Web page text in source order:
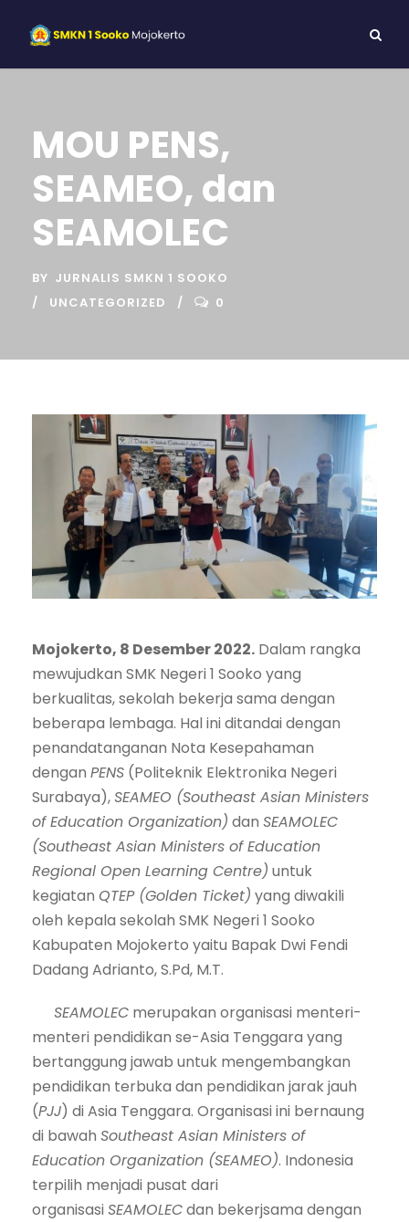
MOU PENS,
SEAMEO, dan
SEAMOLEC
BY JURNALIS SMKN 1 SOOKO
UNCATEGORIZED
0
Mojokerto, 8 Desember 2022. Dalam rangka
mewujudkan SMK Negeri 1 Sooko yang
berkualitas, sekolah bekerja sama dengan
beberapa lembaga. Hal ini ditandai dengan
penandatanganan Nota Kesepahaman
dengan PENS (Politeknik Elektronika Negeri
Surabaya),SEAMEO (Southeast Asian Ministers
of Education Organization) dan SEAMOLEC
(Southeast Asian Ministers of Education
Regional Open Learning Centre) untuk
kegiatan QTEP (Golden Ticket) yang diwakili
oleh kepala sekolah SMK Negeri 1 Sooko
Kabupaten Mojokerto yaitu Bapak Dwi Fendi
Dadang Adrianto, S.Pd, M.T.
SEAMOLEC merupakan organisasi menteri-
menteri pendidikan se-Asia Tenggara yang
bertanggung jawab untuk mengembangkan
pendidikan terbuka dan pendidikan jarak jauh
(PJJ) di Asia Tenggara. Organisasi ini bernaung
di bawah Southeast Asian Ministers of
Education Organization (SEAMEO). Indonesia
terpilih menjadi pusat dari
organisasi SEAMOLECdan bekerjsama dengan